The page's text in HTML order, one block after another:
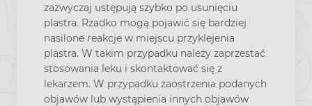
zazwyczaj ustępują szybko po usunięciu
plastra. Rzadko mogą pojawić się bardziej
nasilone reakcje w miejscu przyklejenia
plastra. W takim przypadku należy zaprzestać
stosowania leku i skontaktować się z
lekarzem. W przypadku zaostrzenia podanych
objawów lub wystąpienia innych objawów